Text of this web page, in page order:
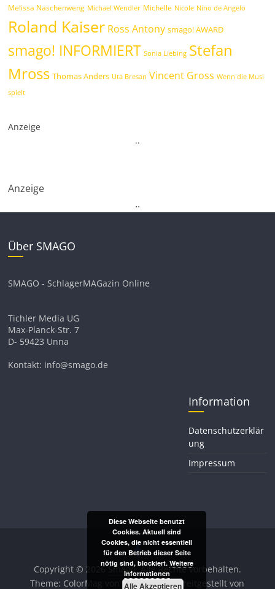
Melissa Naschenweng Michael Wendler Michelle Nicole Nino de Angelo
Roland Kaiser Ross Antony smago! AWARD
smago! INFORMIERT Sonia Liebing Stefan
Mross Thomas Anders Uta Bresan Vincent Gross Wenn die Musi
spielt
Anzeige
..
Anzeige
..
Über SMAGO
SMAGO - SchlagerMAGazin Online
Tichler Media UG
Max-Planck-Str. 7
D- 59423 Unna
Kontakt: info@smago.de
Information
Datenschutzerklär
ung
Impressum
Copyright © 2026Smago. Alle Rechte vorbehalten.
Theme: ColorMag von ThemeGrill. Bereitgestellt von
Diese Webseite benutzt
Cookies. Aktuell sind
Cookies, die nicht essentiell
für den Betrieb dieser Seite
nötig sind, blockiert. Weitere
Informationen
Alle Akzeptieren